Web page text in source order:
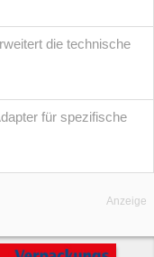
die technische
für spezifische
Anzeige